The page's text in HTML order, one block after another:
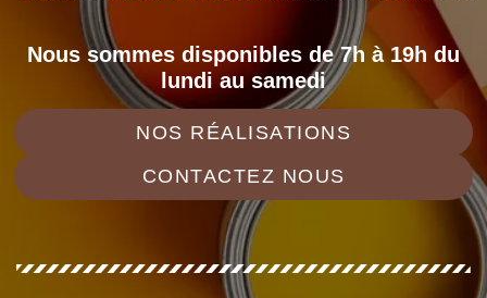
Nous sommes disponibles de 7h à 19h du
lundi au samedi
NOS RÉALISATIONS
CONTACTEZ NOUS